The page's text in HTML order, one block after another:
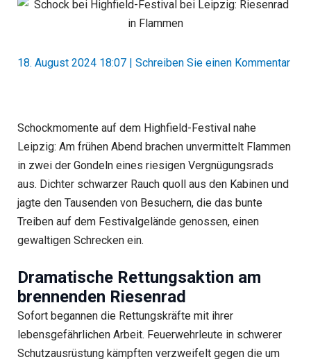
18. August 2024 18:07 Schreiben Sie einen Kommentar
Schockmomente auf dem Highfield-Festival nahe
Leipzig: Am frühen Abend brachen unvermittelt Flammen
in zwei der Gondeln eines riesigen Vergnügungsrads
aus. Dichter schwarzer Rauch quoll aus den Kabinen und
jagte den Tausenden von Besuchern, die das bunte
Treiben auf dem Festivalgelände genossen, einen
gewaltigen Schrecken ein.
Dramatische Rettungsaktion am
brennenden Riesenrad
Sofort begannen die Rettungskräfte mit ihrer
lebensgefährlichen Arbeit. Feuerwehrleute in schwerer
Schutzausrüstung kämpften verzweifelt gegen die um